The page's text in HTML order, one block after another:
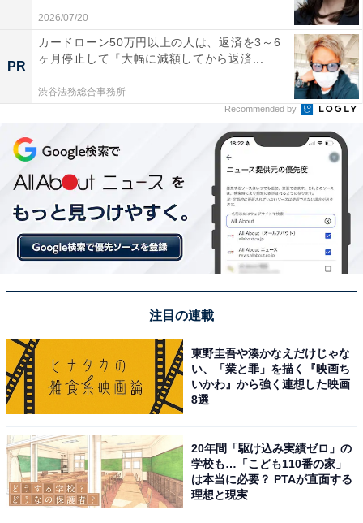
回答者のコメントを見ると「生八つ橋を買わないと京都
行った気にならないから絶対に買う。京都の定番土
産！」（40代女性／埼玉県）、「色んな種類があって選
ぶのが楽しい。京都旅行に集中して、お土産はサッと買
いたいから」（50代女性／富山県）、「生八ツ橋の食感
とあんこの美味しさが素晴らしいからです」（20代男性
／東京都）といった声がありました。
※回答者のコメントは原文ママです
11位までの全ランキング結果を見
2026/07/20
PR
カードローン50万円以上の人は、返済を3～6
ヶ月停止して『大幅に減額してから返済...
渋谷法務総合事務所
Recommended by
注目の連載
東野圭吾や湊かなえだけじゃな
い、「業と罪」を描く『映画ち
いかわ』から強く連想した映画
8選
20年間「駆け込み実績ゼロ」の
学校も…「こども110番の家」
は本当に必要？ PTAが直面する
理想と現実